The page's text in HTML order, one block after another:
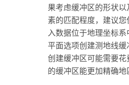
果考虑缓冲区的形状
素的匹配程度，建议
入数据位于地理坐标
平面选项创建测地线
创建缓冲区可能需要
的缓冲区能更加精确地